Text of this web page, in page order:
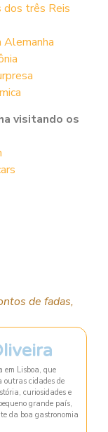
dos três Reis
Alemanha
visitando os
de fadas,
em Lisboa, que
outras cidades de
curiosidades e
grande país,
da boa gastronomia